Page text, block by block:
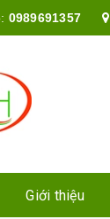
0989691357
Giới thiệu